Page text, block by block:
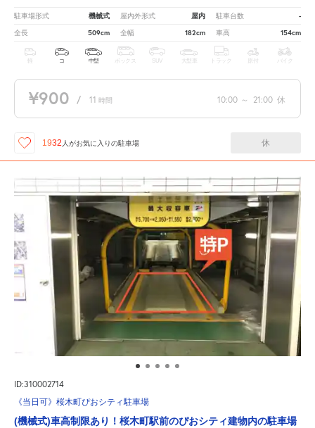
駐車場形式 機械式 屋内外形式 屋内 駐車台数 -
全長 509cm 全幅 182cm 車高 154cm
軽 コ 中型 ボックス SUV 大型車 トラック 原付 バイク
¥900 / 11 時間 10:00 ～ 21:00 休
1932 人がお気に入りの駐車場 休
ID:310002714
《当日可》桜木町ぴおシティ駐車場
(機械式)車高制限あり！桜木町駅前のぴおシティ建物内の駐車場